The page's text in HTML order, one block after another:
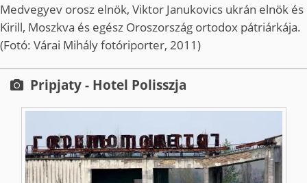
Medvegyev orosz elnök, Viktor Janukovics ukrán elnök és
Kirill, Moszkva és egész Oroszország ortodox pátriárkája.
(Fotó: Várai Mihály fotóriporter, 2011)
Pripjaty - Hotel Polisszja